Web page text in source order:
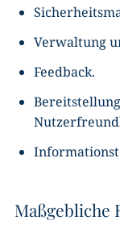
Verwaltung
Feedback.
Maßgebliche